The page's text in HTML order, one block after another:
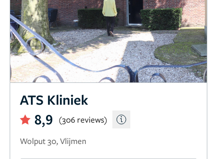
ATS Kliniek
8,9
(306 reviews)
Wolput 30, Vlijmen